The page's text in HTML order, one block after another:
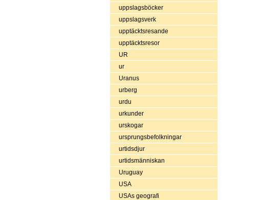
uppslagsböcker
uppslagsverk
upptäcktsresande
upptäcktsresor
UR
ur
Uranus
urberg
urdu
urkunder
urskogar
ursprungsbefolkningar
urtidsdjur
urtidsmänniskan
Uruguay
USA
USAs geografi